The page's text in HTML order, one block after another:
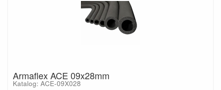
Armaflex ACE 09x28mm
Katalog: ACE-09X028